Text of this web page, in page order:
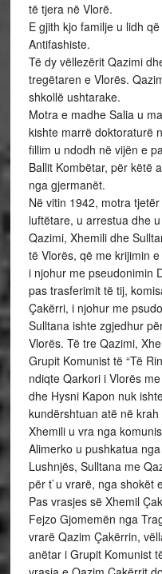
të tjera në Vlorë.
E gjith kjo familje u lidh
Antifashiste.
Të dy vëllezërit Qazimi
tregëtaren e Vlorës.
shkollë ushtarake.
Motra e madhe Salia u
kishte marrë doktoraturë
fillim u ndodh në vijën e
Ballit Kombëtar, për këtë
nga gjermanët.
Në vitin 1942, motra
luftëtare, u arrestua dhe
Qazimi, Xhemili dhe
të Vlorës, që me krijimin
i njohur me pseudonimin
pas trasferimit të tij,
Çakërri, i njohur me
Sulltana ishte zgjedhur
Vlorës. Të tre Qazimi,
Grupit Komunist të “Të
ndiqte Qarkori i Vlorës
dhe Hysni Kapon nuk
kundërshtuan atë në
Xhemili u vra nga
Alimerko u pushkatua
Lushnjës, Sulltana me
për t`u vrarë, nga shokët
Pas vrasjes së Xhemil
Fejzo Gjomemën nga
vrarë Qazim Çakërrin,
anëtar i Grupit Komunist